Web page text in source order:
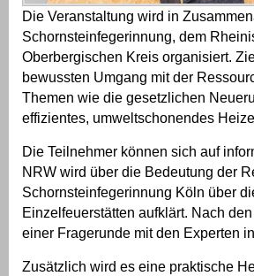
Die Veranstaltung wird in
Schornsteinfegerinnung, dem
Oberbergischen Kreis organisiert.
bewussten Umgang mit der
Themen wie die gesetzlichen
effizientes, umweltschonendes
Die Teilnehmer können sich auf
NRW wird über die Bedeutung der
Schornsteinfegerinnung Köln über
Einzelfeuerstätten aufklärt. Nach
einer Fragerunde mit den Experten
Zusätzlich wird es eine praktische